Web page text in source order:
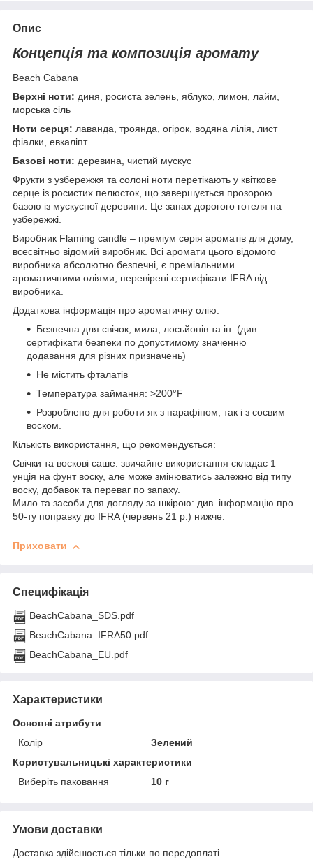
Опис
Концепція та композиція аромату
Beach Cabana
Верхні ноти: диня, росиста зелень, яблуко, лимон, лайм,
морська сіль
Ноти серця: лаванда, троянда, огірок, водяна лілія, лист
фіалки, евкаліпт
Базові ноти: деревина, чистий мускус
Фрукти з узбережжя та солоні ноти перетікають у квіткове
серце із росистих пелюсток, що завершується прозорою
базою із мускусної деревини. Це запах дорогого готеля на
узбережжі.
Виробник Flaming candle – преміум серія ароматів для дому,
всесвітньо відомий виробник. Всі аромати цього відомого
виробника абсолютно безпечні, є преміальними
ароматичними оліями, перевірені сертифікати IFRA від
виробника.
Додаткова інформація про ароматичну олію:
Безпечна для свічок, мила, лосьйонів та ін. (див.
сертифікати безпеки по допустимому значенню
додавання для різних призначень)
Не містить фталатів
Температура займання: >200°F
Розроблено для роботи як з парафіном, так і з соєвим
воском.
Кількість використання, що рекомендується:
Свічки та воскові саше: звичайне використання складає 1
унція на фунт воску, але може змінюватись залежно від типу
воску, добавок та переваг по запаху.
Мило та засоби для догляду за шкірою: див. інформацію про
50-ту поправку до IFRA (червень 21 р.) нижче.
Приховати
Специфікація
BeachCabana_SDS.pdf
BeachCabana_IFRA50.pdf
BeachCabana_EU.pdf
Характеристики
Основні атрибути
Колір
Зелений
Користувальницькі характеристики
Виберіть паковання
10 г
Умови доставки
Доставка здійснюється тільки по передоплаті.